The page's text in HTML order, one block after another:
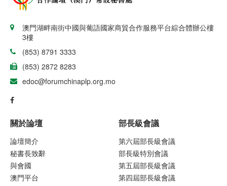
澳門湖畔南街中國與葡語國家商貿合作服務平台綜合體辦公樓
3樓
(853) 8791 3333
(853) 2872 8283
edoc@forumchinaplp.org.mo
關於論壇
論壇簡介
秘書長致辭
與會國
澳門平台
部長級會議
第六屆部長級會議
部長級特別會議
第五屆部長級會議
第四屆部長級會議